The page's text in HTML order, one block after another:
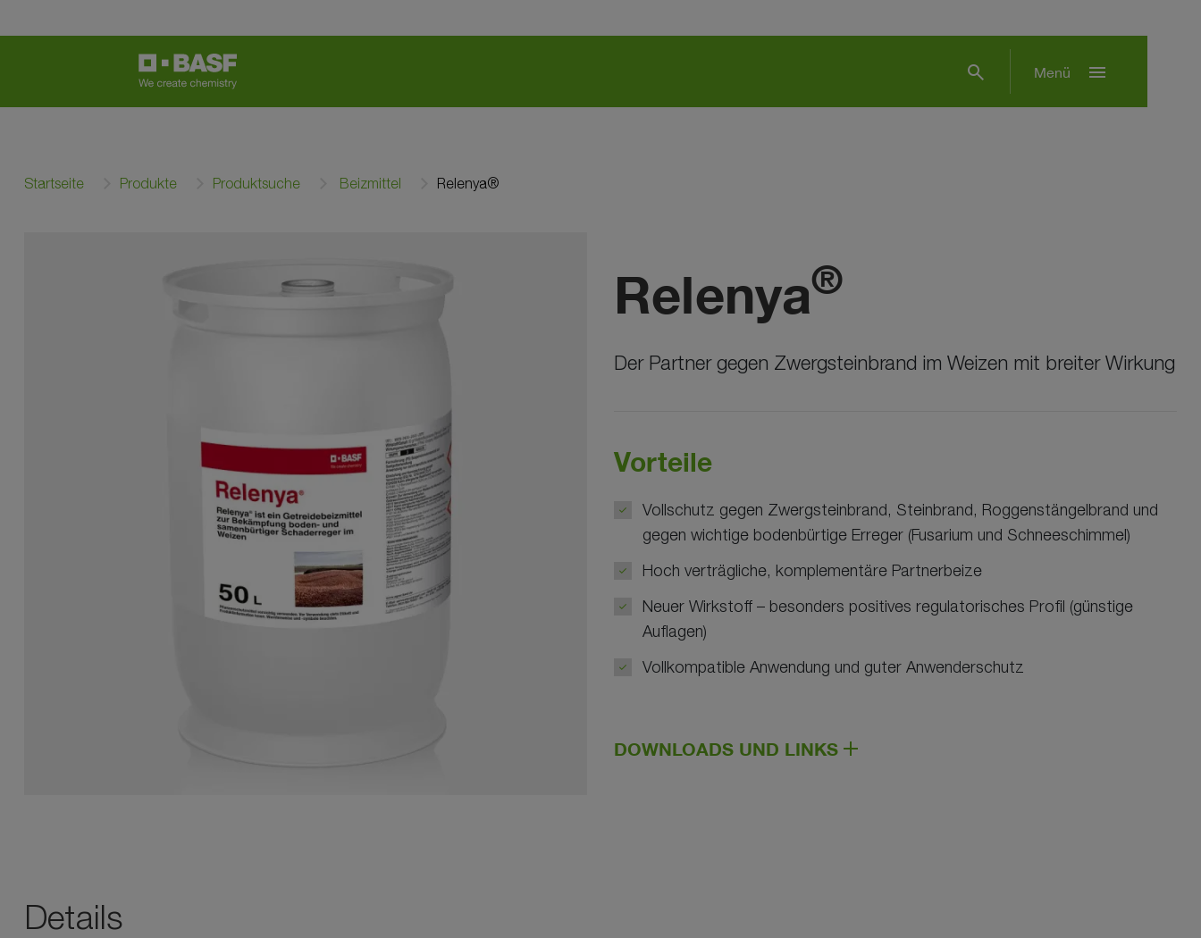
search Menü menu
Startseite Produkte Produktsuche Beizmittel Relenya®
Relenya®
Der Partner gegen Zwergsteinbrand im Weizen mit breiter Wirkung
Vorteile
Vollschutz gegen Zwergsteinbrand, Steinbrand, Roggenstängelbrand und
gegen wichtige bodenbürtige Erreger (Fusarium und Schneeschimmel)
Hoch verträgliche, komplementäre Partnerbeize
Neuer Wirkstoff – besonders positives regulatorisches Profil (günstige
Auflagen)
Vollkompatible Anwendung und guter Anwenderschutz
DOWNLOADS UND LINKS
Details